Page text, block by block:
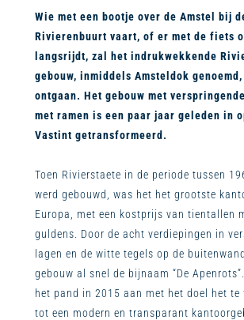
Wie met een bootje over de Amstel bij
Rivierenbuurt vaart, of er met de fiets
langsrijdt, zal het indrukwekkende
gebouw, inmiddels Amsteldok genoemd,
ontgaan. Het gebouw met
met ramen is een paar jaar geleden in
Vastint getransformeerd.
Toen Rivierstaete in de periode tussen
werd gebouwd, was het het grootste
Europa, met een kostprijs van tientallen
guldens. Door de acht verdiepingen in
lagen en de witte tegels op de
gebouw al snel de bijnaam “De
het pand in 2015 aan met het doel het te
tot een modern en transparant